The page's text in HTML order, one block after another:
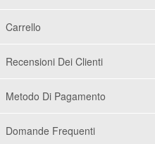
Carrello
Recensioni Dei Clienti
Metodo Di Pagamento
Domande Frequenti